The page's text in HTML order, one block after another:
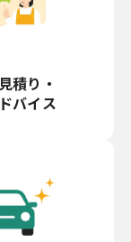
積り・
バイス